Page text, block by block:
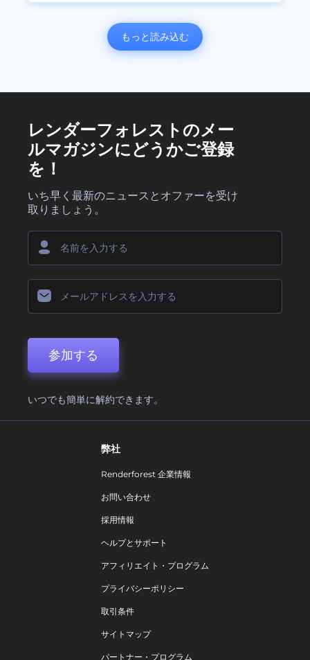
もっと読み込む
レンダーフォレストのメー
ルマガジンにどうかご登録
を！
いち早く最新のニュースとオファーを受け
取りましょう。
参加する
いつでも簡単に解約できます。
弊社
Renderforest 企業情報
お問い合わせ
採用情報
ヘルプとサポート
アフィリエイト・プログラム
プライバシーポリシー
取引条件
サイトマップ
パートナー・プログラム